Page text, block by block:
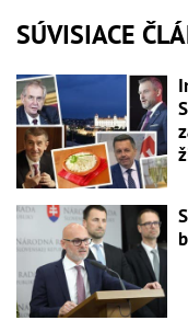
SÚVISIACE